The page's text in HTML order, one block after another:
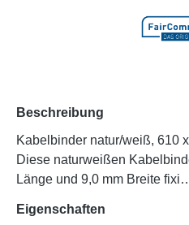
Beschreibung
Kabelbinder natur/weiß, 610
Diese naturweißen
Länge und 9,0 mm Breite
Eigenschaften